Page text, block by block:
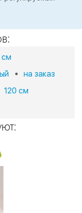
см
на заказ
120 см